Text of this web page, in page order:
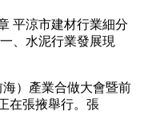
平涼市建材行業細分
、水泥行業發展現
）產業合做大會暨前
在張掖舉行。張